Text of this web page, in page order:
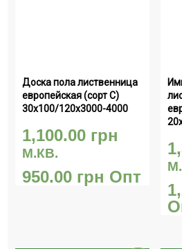
Доска пола лиственница
европейская (сорт С)
30х100/120х3000-4000
1,100.00 грн
М.КВ.
950.00 грн Опт